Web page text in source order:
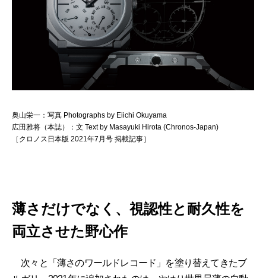
奥山栄一：写真 Photographs by Eiichi Okuyama
広田雅将（本誌）：文 Text by Masayuki Hirota (Chronos-Japan)
［クロノス日本版 2021年7月号 掲載記事］
薄さだけでなく、視認性と耐久性を
両立させた野心作
次々と「薄さのワールドレコード」を塗り替えてきたブ